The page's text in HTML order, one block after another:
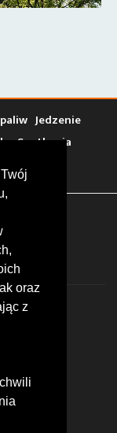
oraz
z
Jedzenie
Spotkania